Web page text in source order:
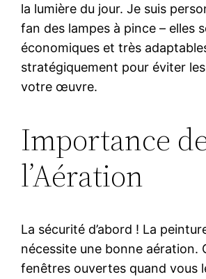
la lumière du jour. Je suis
fan des lampes à pince – elles
économiques et très
stratégiquement pour éviter
votre œuvre.
Importance
l’Aération
La sécurité d’abord ! La
nécessite une bonne aération.
fenêtres ouvertes quand vous